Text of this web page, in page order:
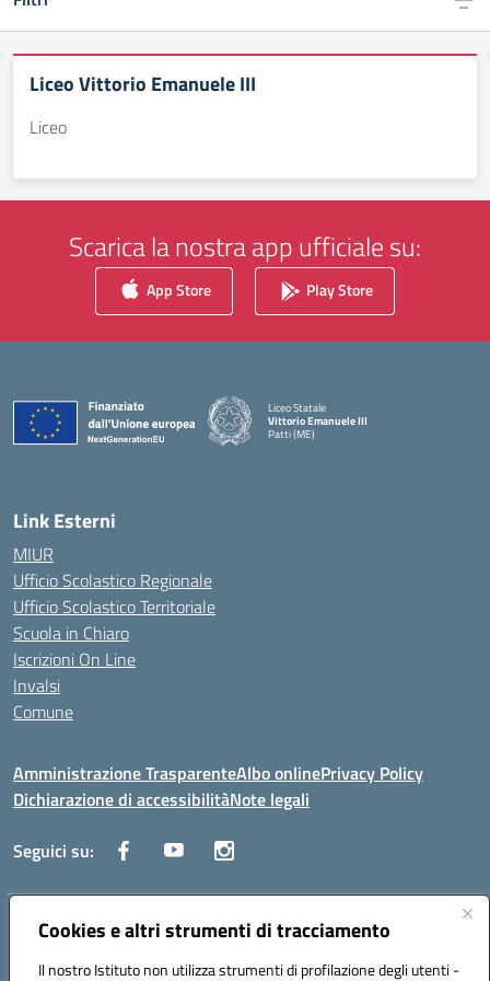
Cookies e altri strumenti di tracciamento
Il nostro Istituto non utilizza strumenti di profilazione degli utenti -
Liceo Vittorio Emanuele III
Liceo
Scarica la nostra app ufficiale su:
App Store Play Store
Liceo Statale
Vittorio Emanuele III
Patti (ME)
Link Esterni
MIUR
Ufficio Scolastico Regionale
Ufficio Scolastico Territoriale
Scuola in Chiaro
Iscrizioni On Line
Invalsi
Comune
Amministrazione TrasparenteAlbo onlinePrivacy Policy
Dichiarazione di accessibilitàNote legali
Seguici su:
Indirizzo:Via Trieste, 43 – 98066 Patti (ME)
Posta elettronica certificata (PEC):mepc060006@pec.istruzione.it